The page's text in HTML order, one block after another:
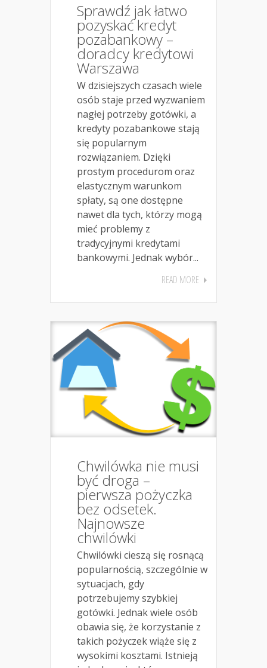
Sprawdź jak łatwo
pozyskać kredyt
pozabankowy –
doradcy kredytowi
Warszawa
W dzisiejszych czasach wiele
osób staje przed wyzwaniem
nagłej potrzeby gotówki, a
kredyty pozabankowe stają
się popularnym
rozwiązaniem. Dzięki
prostym procedurom oraz
elastycznym warunkom
spłaty, są one dostępne
nawet dla tych, którzy mogą
mieć problemy z
tradycyjnymi kredytami
bankowymi. Jednak wybór...
READ MORE
Chwilówka nie musi
być droga –
pierwsza pożyczka
bez odsetek.
Najnowsze
chwilówki
Chwilówki cieszą się rosnącą
popularnością, szczególnie w
sytuacjach, gdy
potrzebujemy szybkiej
gotówki. Jednak wiele osób
obawia się, że korzystanie z
takich pożyczek wiąże się z
wysokimi kosztami. Istnieją